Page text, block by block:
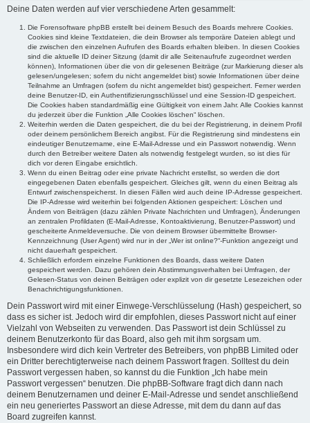
Deine Daten werden auf vier verschiedene Arten gesammelt:
Die Forensoftware phpBB erstellt bei deinem Besuch des Boards mehrere Cookies.
Cookies sind kleine Textdateien, die dein Browser als temporäre Dateien ablegt und
die zwischen den einzelnen Aufrufen des Boards erhalten bleiben. In diesen Cookies
sind die aktuelle ID deiner Sitzung (damit dir alle Seitenaufrufe zugeordnet werden
können), Informationen über die von dir gelesenen Beiträge (zur Markierung dieser als
gelesen/ungelesen; sofern du nicht angemeldet bist) sowie Informationen über deine
Teilnahme an Umfragen (sofern du nicht angemeldet bist) gespeichert. Ferner werden
deine Benutzer-ID, ein Authentifizierungsschlüssel und eine Session-ID gespeichert.
Die Cookies haben standardmäßig eine Gültigkeit von einem Jahr. Alle Cookies kannst
du jederzeit über die Funktion „Alle Cookies löschen“ löschen.
Weiterhin werden die Daten gespeichert, die du bei der Registrierung, in deinem Profil
oder deinem persönlichem Bereich angibst. Für die Registrierung sind mindestens ein
eindeutiger Benutzername, eine E-Mail-Adresse und ein Passwort notwendig. Wenn
durch den Betreiber weitere Daten als notwendig festgelegt wurden, so ist dies für
dich vor deren Eingabe ersichtlich.
Wenn du einen Beitrag oder eine private Nachricht erstellst, so werden die dort
eingegebenen Daten ebenfalls gespeichert. Gleiches gilt, wenn du einen Beitrag als
Entwurf zwischenspeicherst. In diesen Fällen wird auch deine IP-Adresse gespeichert.
Die IP-Adresse wird weiterhin bei folgenden Aktionen gespeichert: Löschen und
Ändern von Beiträgen (dazu zählen Private Nachrichten und Umfragen), Änderungen
an zentralen Profildaten (E-Mail-Adresse, Kontoaktivierung, Benutzer-Passwort) und
gescheiterte Anmeldeversuche. Die von deinem Browser übermittelte Browser-
Kennzeichnung (User Agent) wird nur in der „Wer ist online?“-Funktion angezeigt und
nicht dauerhaft gespeichert.
Schließlich erfordern einzelne Funktionen des Boards, dass weitere Daten
gespeichert werden. Dazu gehören dein Abstimmungsverhalten bei Umfragen, der
Gelesen-Status von deinen Beiträgen oder explizit von dir gesetzte Lesezeichen oder
Benachrichtigungsfunktionen.
Dein Passwort wird mit einer Einwege-Verschlüsselung (Hash) gespeichert, so
dass es sicher ist. Jedoch wird dir empfohlen, dieses Passwort nicht auf einer
Vielzahl von Webseiten zu verwenden. Das Passwort ist dein Schlüssel zu
deinem Benutzerkonto für das Board, also geh mit ihm sorgsam um.
Insbesondere wird dich kein Vertreter des Betreibers, von phpBB Limited oder
ein Dritter berechtigterweise nach deinem Passwort fragen. Solltest du dein
Passwort vergessen haben, so kannst du die Funktion „Ich habe mein
Passwort vergessen“ benutzen. Die phpBB-Software fragt dich dann nach
deinem Benutzernamen und deiner E-Mail-Adresse und sendet anschließend
ein neu generiertes Passwort an diese Adresse, mit dem du dann auf das
Board zugreifen kannst.